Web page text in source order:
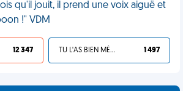
qu'il jouit, il prend une voix aiguë et
!" VDM
12 347 TU L'AS BIEN MÉRITÉ 1 497